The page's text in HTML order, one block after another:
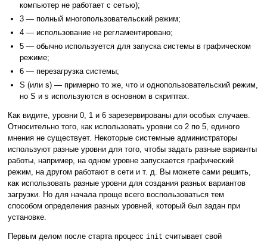
компьютер не работает с сетью);
3 — полный многопользовательский режим;
4 — использование не регламентировано;
5 — обычно используется для запуска системы в графическом
режиме;
6 — перезагрузка системы;
S (или s) — примерно то же, что и однопользовательский режим,
но S и s используются в основном в скриптах.
Как видите, уровни 0, 1 и 6 зарезервированы для особых случаев.
Относительно того, как использовать уровни со 2 по 5, единого
мнения не существует. Некоторые системные администраторы
используют разные уровни для того, чтобы задать разные варианты
работы, например, на одном уровне запускается графический
режим, на другом работают в сети и т. д. Вы можете сами решить,
как использовать разные уровни для создания разных вариантов
загрузки. Но для начала проще всего воспользоваться тем
способом определения разных уровней, который был задан при
установке.
Первым делом после старта процесс init считывает свой